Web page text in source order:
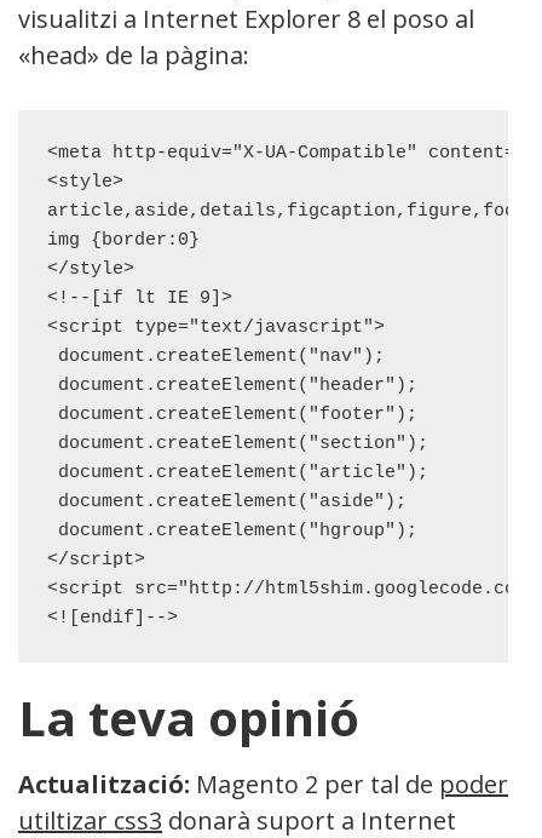
visualitzi a Internet Explorer 8 el poso al
«head» de la pàgina:
<meta http-equiv="X-UA-Compatible"
<style>
img {border:0}
</style>
<!--[if lt IE 9]>
<script type="text/javascript">
document.createElement("nav");
document.createElement("header");
document.createElement("footer");
document.createElement("section");
document.createElement("article");
document.createElement("aside");
document.createElement("hgroup");
</script>
<script src="http://
La teva opinió
Actualització: Magento 2 per tal de poder
utiltizar css3 donarà suport a Internet